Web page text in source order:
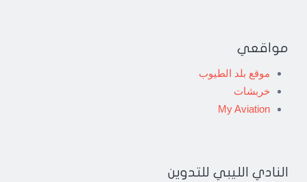
مواقعي
موقع بلد الطيوب
خربشات
My Aviation
النادي الليبي للتدوين